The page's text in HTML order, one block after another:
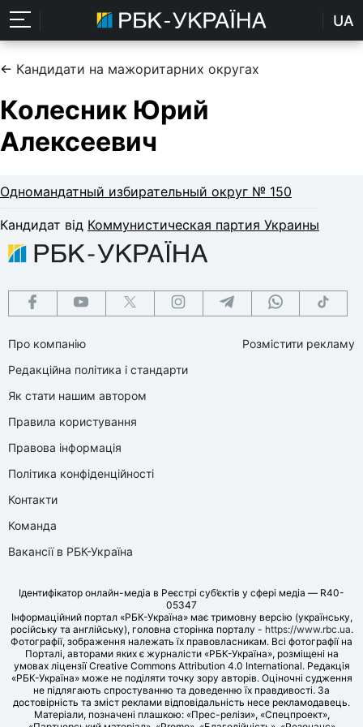
UA
← Кандидати на мажоритарних округах
Колесник Юрий
Алексеевич
Одномандатный избирательный округ № 150
Кандидат від Коммунистическая партия Украины
Про компанію
Редакційна політика і стандарти
Як стати нашим автором
Правила користування
Правова інформація
Політика конфіденційності
Контакти
Команда
Вакансії в РБК-Україна
Розмістити рекламу
Ідентифікатор онлайн-медіа в Реєстрі суб’єктів у сфері медіа — R40-
05347
Інформаційний портал «РБК-Україна» має тримовну версію (українську,
російську та англійську), головна сторінка порталу - https://www.rbc.ua.
Фотографії, зображення належать їх правовласникам. Всі фотографії на
Порталі, авторами яких є журналісти «РБК-Україна», розміщені на
умовах ліцензії Creative Commons Attribution 4.0 International. Редакція
«РБК-Україна» може не поділяти точку зору авторів. Оціночні судження
не підлягають спростуванню та доведенню їх правдивості. За
достовірність та зміст реклами відповідальність несе рекламодавець.
Матеріали, позначені плашкою: «Прес-релізи», «Спецпроект»,